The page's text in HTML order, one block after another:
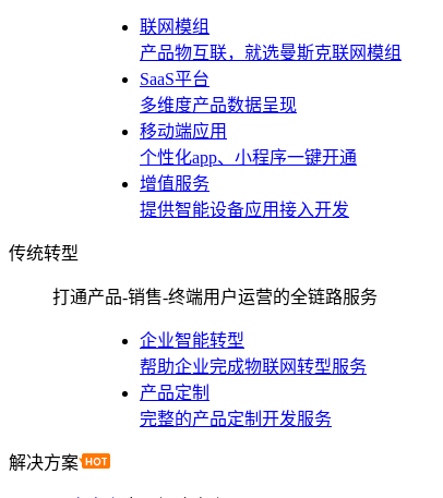
联网模组
产品物互联，就选曼斯克联网模组
SaaS平台
多维度产品数据呈现
移动端应用
个性化app、小程序一键开通
增值服务
提供智能设备应用接入开发
传统转型
打通产品-销售-终端用户运营的全链路服务
企业智能转型
帮助企业完成物联网转型服务
产品定制
完整的产品定制开发服务
解决方案